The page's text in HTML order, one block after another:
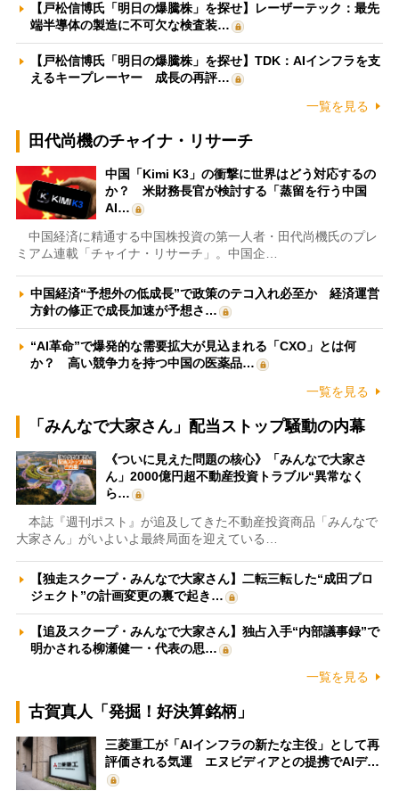
【戸松信博氏「明日の爆騰株」を探せ】レーザーテック：最先
端半導体の製造に不可欠な検査装…
【戸松信博氏「明日の爆騰株」を探せ】TDK：AIインフラを支
えるキープレーヤー 成長の再評…
一覧を見る
田代尚機のチャイナ・リサーチ
中国「Kimi K3」の衝撃に世界はどう対応するの
か？ 米財務長官が検討する「蒸留を行う中国
AI…
中国経済に精通する中国株投資の第一人者・田代尚機氏のプレ
ミアム連載「チャイナ・リサーチ」。中国企…
中国経済“予想外の低成長”で政策のテコ入れ必至か 経済運営
方針の修正で成長加速が予想さ…
“AI革命”で爆発的な需要拡大が見込まれる「CXO」とは何
か？ 高い競争力を持つ中国の医薬品…
一覧を見る
「みんなで大家さん」配当ストップ騒動の内幕
《ついに見えた問題の核心》「みんなで大家さ
ん」2000億円超不動産投資トラブル“異常なく
ら…
本誌『週刊ポスト』が追及してきた不動産投資商品「みんなで
大家さん」がいよいよ最終局面を迎えている…
【独走スクープ・みんなで大家さん】二転三転した“成田プロ
ジェクト”の計画変更の裏で起き…
【追及スクープ・みんなで大家さん】独占入手“内部議事録”で
明かされる柳瀬健一・代表の思…
一覧を見る
古賀真人「発掘！好決算銘柄」
三菱重工が「AIインフラの新たな主役」として再
評価される気運 エヌビディアとの提携でAIデ…